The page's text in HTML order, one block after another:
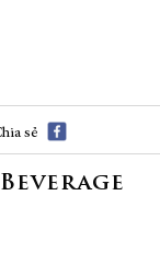
sẻ